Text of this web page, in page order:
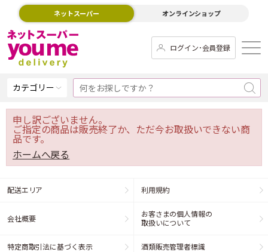
ネットスーパー オンラインショップ
ログイン･会員登録
カテゴリー
申し訳ございません。
ご指定の商品は販売終了か、ただ今お取扱いできない商
品です。
ホームへ戻る
配送エリア 利用規約
会社概要
お客さまの個人情報の
取扱いについて
特定商取引法に基づく表示 酒類販売管理者標識